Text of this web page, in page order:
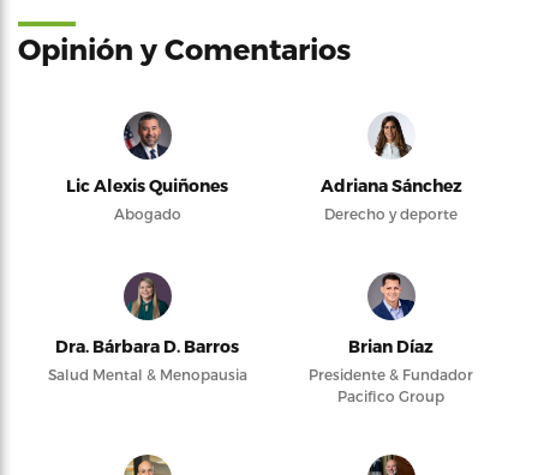
Opinión y Comentarios
Lic Alexis Quiñones
Abogado
Adriana Sánchez
Derecho y deporte
Dra. Bárbara D. Barros
Salud Mental & Menopausia
Brian Díaz
Presidente & Fundador
Pacifico Group